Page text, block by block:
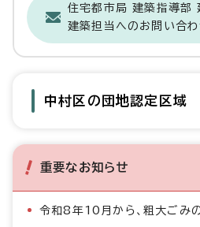
住宅都市局 建築指導部
建築担当へのお問い合わ
中村区の団地認定区域
重要なお知らせ
令和8年10月から、粗大ごみ